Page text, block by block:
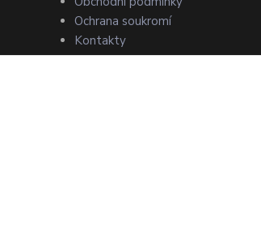
Ochrana soukromí
Kontakty